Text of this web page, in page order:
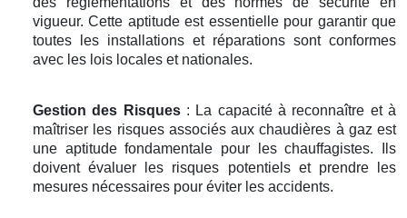
vigueur. Cette aptitude est essentielle pour garantir que
toutes les installations et réparations sont conformes
avec les lois locales et nationales.
Gestion des Risques: La capacité à reconnaître et à
maîtriser les risques associés aux chaudières à gaz est
une aptitude fondamentale pour les chauffagistes. Ils
doivent évaluer les risques potentiels et prendre les
mesures nécessaires pour éviter les accidents.